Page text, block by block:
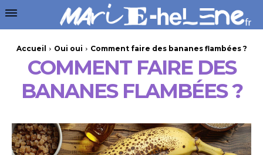
Accueil Oui oui Comment faire des bananes flambées ?
COMMENT FAIRE DES
BANANES FLAMBÉES ?